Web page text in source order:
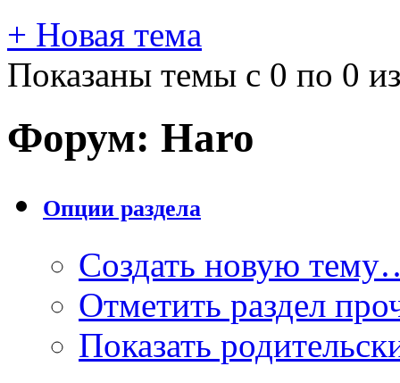
+ Новая тема
Показаны темы с 0 по 0
Форум: Haro
Опции раздела
Создать новую
Отметить раздел
Показать